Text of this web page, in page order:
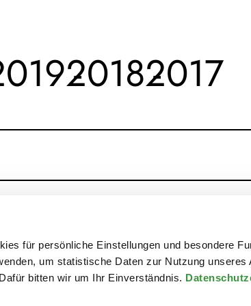
für persönliche Einstellungen und besondere
um statistische Daten zur Nutzung unseres
bitten wir um Ihr Einverständnis.
20182017